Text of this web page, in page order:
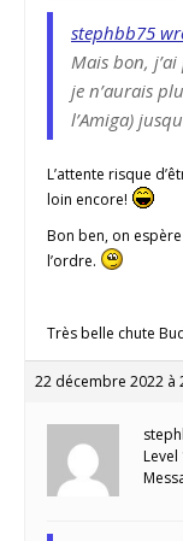
stephbb75
Mais bon,
je n’aurais
l’Amiga)
L’attente risque
loin encore!
Bon ben, on
l’ordre.
Très belle chute
22 décembre 2022 à
Level